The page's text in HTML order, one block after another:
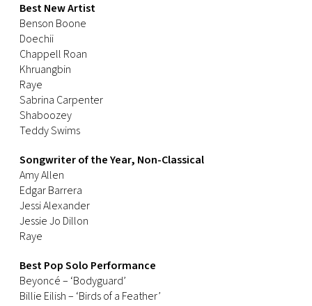
Best New Artist
Benson Boone
Doechii
Chappell Roan
Khruangbin
Raye
Sabrina Carpenter
Shaboozey
Teddy Swims
Songwriter of the Year, Non-Classical
Amy Allen
Edgar Barrera
Jessi Alexander
Jessie Jo Dillon
Raye
Best Pop Solo Performance
Beyoncé – ‘Bodyguard’
Billie Eilish – ‘Birds of a Feather’